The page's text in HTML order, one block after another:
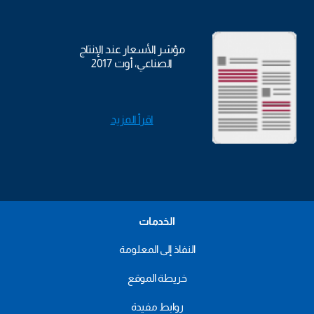
مؤشر الأسعار عند الإنتاج
الصناعي، أوت 2017
اقرأ المزيد
الخدمات
النفاذ إلى المعلومة
خريطة الموقع
روابط مفيدة